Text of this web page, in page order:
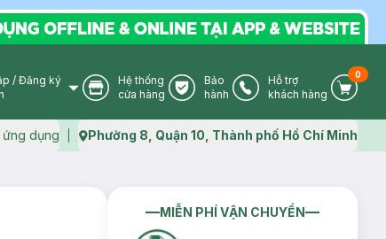
Icon
/ Đăng ký
Store Icon
Hệ thống
cửa hàng
Warranty Icon
Bảo
hành
Phone Icon
Hỗ trợ
khách hàng
Cart
0
ứng dụng Map icon
Phường 8, Quận 10, Thành phố Hồ Chí Minh
MIỄN PHÍ VẬN CHUYỂN